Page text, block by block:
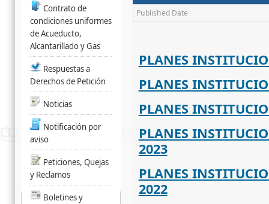
Published Date
PLANES
PLANES
PLANES
PLANES
2023
PLANES
2022
Contrato de
condiciones uniformes
de Acueducto,
Alcantarillado y Gas
Respuestas a
Derechos de Petición
Noticias
Notificación por
aviso
Peticiones, Quejas
y Reclamos
Boletines y